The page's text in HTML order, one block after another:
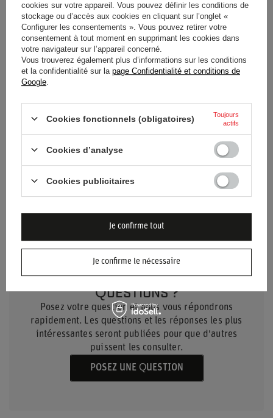
Catégorie Casquettes de baseball
Couleur Multicolore
Groupe d'âge Adultes
Marque Aston Martin
Genre
Matériel
BESOIN D'AIDE ? AVEZ-VOUS DES
QUESTIONS ?
Posez votre question et nous vous répondrons
rapidement. Les questions et les réponses les plus
intéressantes seront publiées pour que d'autres
puissent les consulter.
POSEZ UNE QUESTION
cookies sur votre appareil. Vous pouvez définir les conditions de
stockage ou d’accès aux cookies en cliquant sur l’onglet «
Configurer les consentements ». Vous pouvez retirer votre
consentement à tout moment en supprimant les cookies dans
votre navigateur sur l’appareil concerné.
Vous trouverez également plus d’informations sur les conditions
et la confidentialité sur la page Confidentialité et conditions de
Google
Cookies fonctionnels (obligatoires)
Toujours
actifs
Cookies d’analyse
Cookies publicitaires
Je confirme le nécessaire
Je confirme tout